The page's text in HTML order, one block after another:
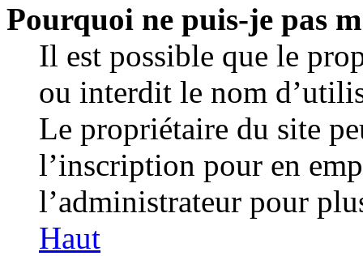
Pourquoi ne puis-je pas
Il est possible que le
ou interdit le nom
Le propriétaire du site
l’inscription pour en
l’administrateur pour
Haut